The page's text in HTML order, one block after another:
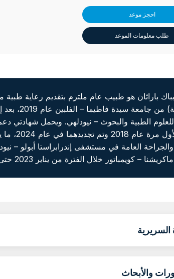
احجز موعد
طلب معلومات الموعد
– كويمباتور خلال الفترة من يناير 2023 حتى سبتمبر 2024.
السريرية
والأبحاث